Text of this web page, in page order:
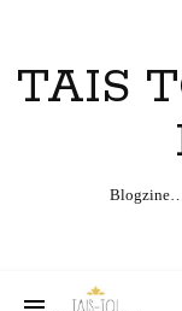
TAIS
Blogzine…